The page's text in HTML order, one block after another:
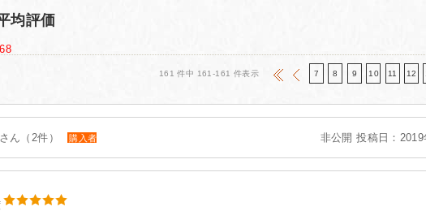
均評価
161 件中 161-161 件表示 7 8 9 10 11 12
ん（2件） 購入者 非公開 投稿日：2019